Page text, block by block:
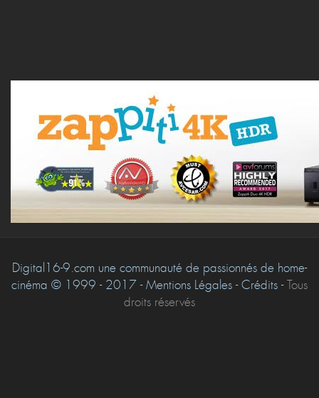
Digital16-9.com une communauté de passionnés de home-
cinéma © 1999 - 2017 - Mentions Légales - Crédits -Tous
droits réservés